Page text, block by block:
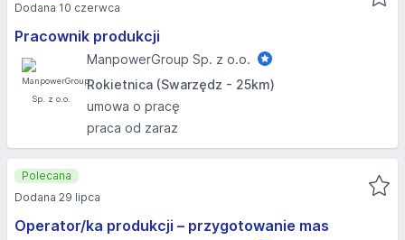
Pracownik produkcji
ManpowerGroup Sp. z o.o.
Rokietnica (Swarzędz - 25km)
umowa o pracę
praca od zaraz
Dodana 10 czerwca
Operator/ka produkcji – przygotowanie mas
Polecana
Dodana 29 lipca